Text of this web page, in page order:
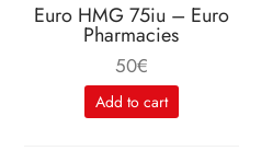
Euro HMG 75iu – Euro
Pharmacies
50€
Add to cart